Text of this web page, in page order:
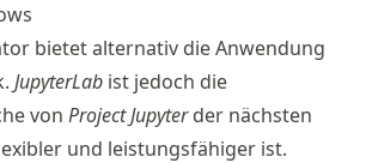
bietet alternativ die Anwendung
JupyterLab ist jedoch die
von Project Jupyterder nächsten
und leistungsfähiger ist.